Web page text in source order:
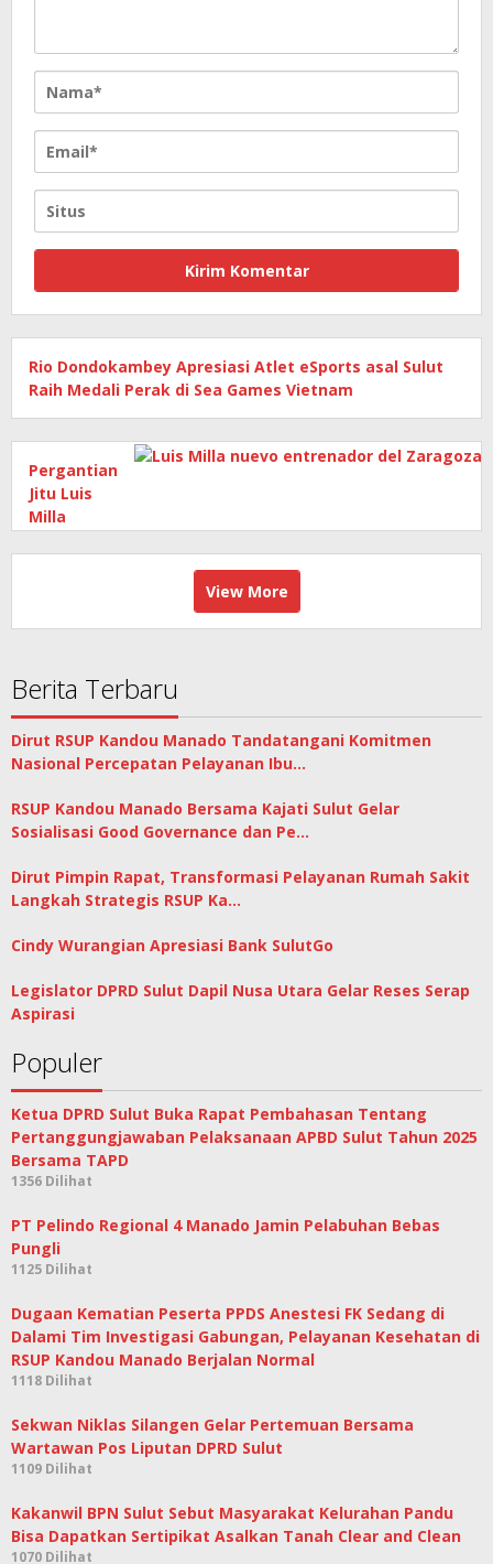
Rio Dondokambey Apresiasi Atlet eSports asal Sulut
Raih Medali Perak di Sea Games Vietnam
Pergantian
Jitu Luis
Milla
Semifinal
View More
Berita Terbaru
Dirut RSUP Kandou Manado Tandatangani Komitmen
Nasional Percepatan Pelayanan Ibu…
RSUP Kandou Manado Bersama Kajati Sulut Gelar
Sosialisasi Good Governance dan Pe…
Dirut Pimpin Rapat, Transformasi Pelayanan Rumah Sakit
Langkah Strategis RSUP Ka…
Cindy Wurangian Apresiasi Bank SulutGo
Legislator DPRD Sulut Dapil Nusa Utara Gelar Reses Serap
Aspirasi
Populer
Ketua DPRD Sulut Buka Rapat Pembahasan Tentang
Pertanggungjawaban Pelaksanaan APBD Sulut Tahun 2025
Bersama TAPD
1356 Dilihat
PT Pelindo Regional 4 Manado Jamin Pelabuhan Bebas
Pungli
1125 Dilihat
Dugaan Kematian Peserta PPDS Anestesi FK Sedang di
Dalami Tim Investigasi Gabungan, Pelayanan Kesehatan di
RSUP Kandou Manado Berjalan Normal
1118 Dilihat
Sekwan Niklas Silangen Gelar Pertemuan Bersama
Wartawan Pos Liputan DPRD Sulut
1109 Dilihat
Kakanwil BPN Sulut Sebut Masyarakat Kelurahan Pandu
Bisa Dapatkan Sertipikat Asalkan Tanah Clear and Clean
1070 Dilihat